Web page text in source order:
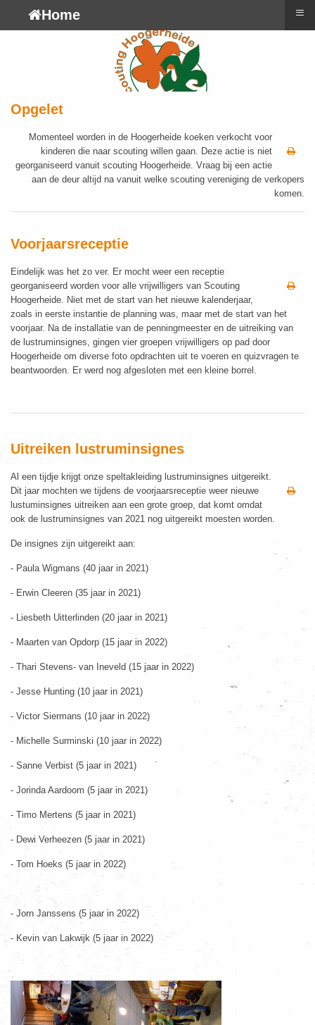
Opgelet
Momenteel worden in de Hoogerheide koeken verkocht voor
kinderen die naar scouting willen gaan. Deze actie is niet
georganiseerd vanuit scouting Hoogerheide. Vraag bij een actie
aan de deur altijd na vanuit welke scouting vereniging de verkopers
komen.
Voorjaarsreceptie
Eindelijk was het zo ver. Er mocht weer een receptie
georganiseerd worden voor alle vrijwilligers van Scouting
Hoogerheide. Niet met de start van het nieuwe kalenderjaar,
zoals in eerste instantie de planning was, maar met de start van het
voorjaar. Na de installatie van de penningmeester en de uitreiking van
de lustruminsignes, gingen vier groepen vrijwilligers op pad door
Hoogerheide om diverse foto opdrachten uit te voeren en quizvragen te
beantwoorden. Er werd nog afgesloten met een kleine borrel.
Uitreiken lustruminsignes
Al een tijdje krijgt onze speltakleiding lustruminsignes uitgereikt.
Dit jaar mochten we tijdens de voorjaarsreceptie weer nieuwe
lustuminsignes uitreiken aan een grote groep, dat komt omdat
ook de lustruminsignes van 2021 nog uitgereikt moesten worden.
De insignes zijn uitgereikt aan:
- Paula Wigmans (40 jaar in 2021)
- Erwin Cleeren (35 jaar in 2021)
- Liesbeth Uitterlinden (20 jaar in 2021)
- Maarten van Opdorp (15 jaar in 2022)
- Thari Stevens- van Ineveld (15 jaar in 2022)
- Jesse Hunting (10 jaar in 2021)
- Victor Siermans (10 jaar in 2022)
- Michelle Surminski (10 jaar in 2022)
- Sanne Verbist (5 jaar in 2021)
- Jorinda Aardoom (5 jaar in 2021)
- Timo Mertens (5 jaar in 2021)
- Dewi Verheezen (5 jaar in 2021)
- Tom Hoeks (5 jaar in 2022)
- Jorn Janssens (5 jaar in 2022)
- Kevin van Lakwijk (5 jaar in 2022)
Home ≡